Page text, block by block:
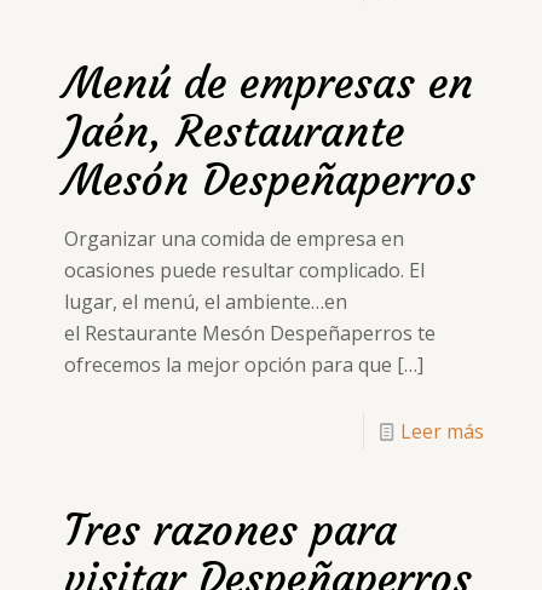
Menú de empresas en
Jaén, Restaurante
Mesón Despeñaperros
Organizar una comida de empresa en
ocasiones puede resultar complicado. El
lugar, el menú, el ambiente…en
el Restaurante Mesón Despeñaperros te
ofrecemos la mejor opción para que […]
Leer más
Tres razones para
visitar Despeñaperros